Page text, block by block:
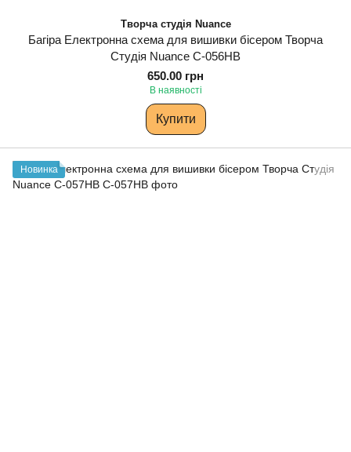
Творча студія Nuance
Багіра Електронна схема для вишивки бісером Творча
Студія Nuance С-056НВ
650.00 грн
В наявності
Купити
Новинка